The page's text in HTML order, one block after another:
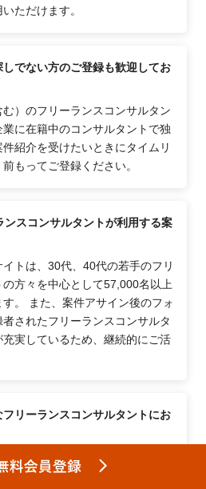
ただけます。
でない方のご登録も歓迎してお
）のフリーランスコンサルタン
業に在籍中のコンサルタントで独
紹介を受けたいときにタイムリ
もってご登録ください。
スコンサルタントが利用する案
トは、30代、40代の若手のフリ
方々を中心として57,000名以上
。 また、案件アサイン後のフォ
されたフリーランスコンサルタ
実しているため、継続的にご活
リーランスコンサルタントにお
リーランスコンサルタント、自
た働き方（ワークスタイル）を